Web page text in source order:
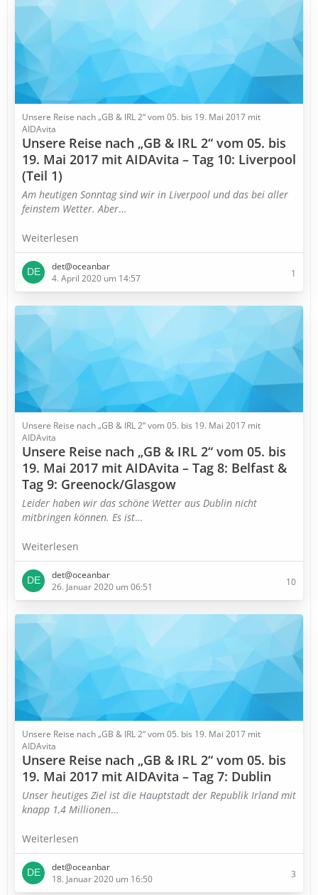
Unsere Reise nach „GB & IRL 2“ vom 05. bis 19. Mai 2017 mit
AIDAvita
Unsere Reise nach „GB & IRL 2“ vom 05. bis
19. Mai 2017 mit AIDAvita – Tag 10: Liverpool
(Teil 1)
Am heutigen Sonntag sind wir in Liverpool und das bei aller
feinstem Wetter. Aber…
Weiterlesen
det@oceanbar
4. April 2020 um 14:57
1
Unsere Reise nach „GB & IRL 2“ vom 05. bis 19. Mai 2017 mit
AIDAvita
Unsere Reise nach „GB & IRL 2“ vom 05. bis
19. Mai 2017 mit AIDAvita – Tag 8: Belfast &
Tag 9: Greenock/Glasgow
Leider haben wir das schöne Wetter aus Dublin nicht
mitbringen können. Es ist…
Weiterlesen
det@oceanbar
26. Januar 2020 um 06:51
10
Unsere Reise nach „GB & IRL 2“ vom 05. bis 19. Mai 2017 mit
AIDAvita
Unsere Reise nach „GB & IRL 2“ vom 05. bis
19. Mai 2017 mit AIDAvita – Tag 7: Dublin
Unser heutiges Ziel ist die Hauptstadt der Republik Irland mit
knapp 1,4 Millionen…
Weiterlesen
det@oceanbar
18. Januar 2020 um 16:50
3